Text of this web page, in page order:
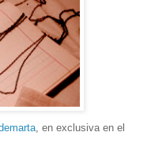
, en exclusiva en el